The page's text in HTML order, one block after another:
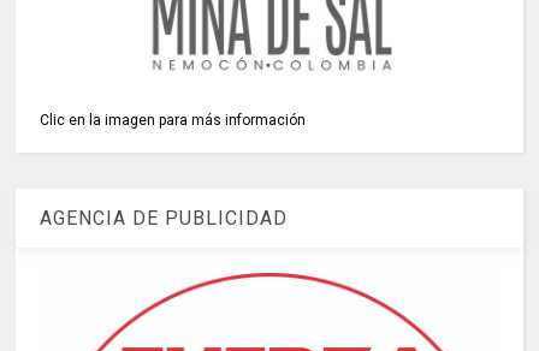
Clic en la imagen para más información
AGENCIA DE PUBLICIDAD